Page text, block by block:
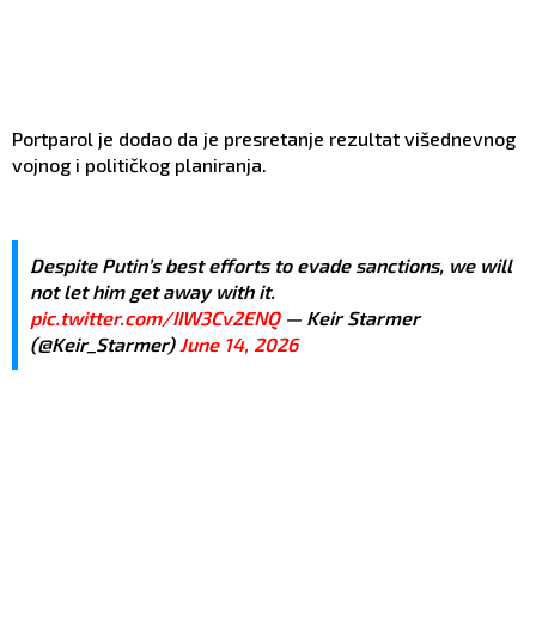
Portparol je dodao da je presretanje rezultat višednevnog
vojnog i političkog planiranja.
Despite Putin’s best efforts to evade sanctions, we will
not let him get away with it.
pic.twitter.com/IIW3Cv2ENQ— Keir Starmer
(@Keir_Starmer) June 14, 2026